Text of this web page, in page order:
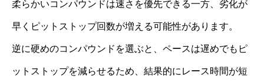
柔らかいコンパウンドは速さを優先できる一方、劣化が
早くピットストップ回数が増える可能性があります。
逆に硬めのコンパウンドを選ぶと、ペースは遅めでもピ
ットストップを減らせるため、結果的にレース時間が短